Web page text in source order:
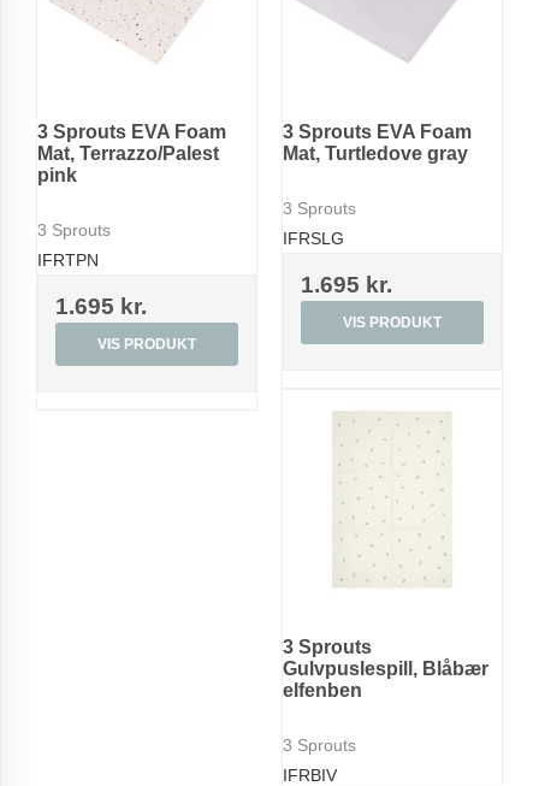
3 Sprouts EVA Foam
Mat, Terrazzo/Palest
pink
3 Sprouts
IFRTPN
1.695 kr.
VIS PRODUKT
3 Sprouts EVA Foam
Mat, Turtledove gray
3 Sprouts
IFRSLG
1.695 kr.
VIS PRODUKT
3 Sprouts
Gulvpuslespill, Blåbær
elfenben
3 Sprouts
IFRBIV